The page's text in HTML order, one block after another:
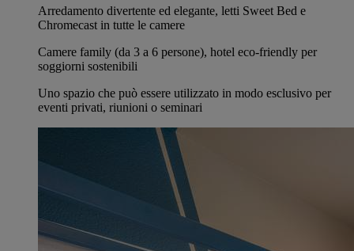
Arredamento divertente ed elegante, letti Sweet Bed e
Chromecast in tutte le camere
Camere family (da 3 a 6 persone), hotel eco-friendly per
soggiorni sostenibili
Uno spazio che può essere utilizzato in modo esclusivo per
eventi privati, riunioni o seminari